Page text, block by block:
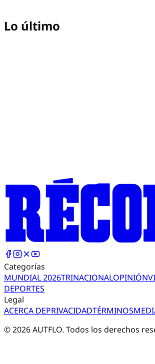
Lo último
Categorías
MUNDIAL 2026TRINACIONALOPINIÓN
DEPORTES
Legal
ACERCA DEPRIVACIDADTÉRMINOS
©2026AUTFLO. Todos los derechos